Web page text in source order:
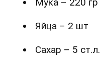
Мука – 220 гр
Яйца – 2 шт
Сахар – 5 ст.л.